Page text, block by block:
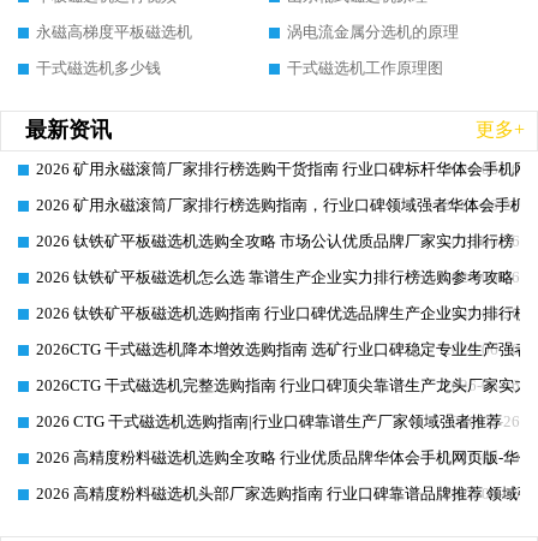
永磁高梯度平板磁选机
涡电流金属分选机的原理
干式磁选机多少钱
干式磁选机工作原理图
最新资讯 更多+
2026-06-26
2026 矿用永磁滚筒厂家排行榜选购干货指南 行业口碑标杆华体会手机网
2026-06-26
2026 矿用永磁滚筒厂家排行榜选购指南，行业口碑领域强者华体会手机
2026-06-26
2026 钛铁矿平板磁选机选购全攻略 市场公认优质品牌厂家实力排行榜
2026-06-26
2026 钛铁矿平板磁选机怎么选 靠谱生产企业实力排行榜选购参考攻略
2026-06-26
2026 钛铁矿平板磁选机选购指南 行业口碑优选品牌生产企业实力排行榜
2026-06-26
2026CTG 干式磁选机降本增效选购指南 选矿行业口碑稳定专业生产强者
2026-06-26
2026CTG 干式磁选机完整选购指南 行业口碑顶尖靠谱生产龙头厂家实力
2026-06-26
2026 CTG 干式磁选机选购指南|行业口碑靠谱生产厂家领域强者推荐
2026-06-26
2026 高精度粉料磁选机选购全攻略 行业优质品牌华体会手机网页版-华
2026-06-26
2026 高精度粉料磁选机头部厂家选购指南 行业口碑靠谱品牌推荐 领域